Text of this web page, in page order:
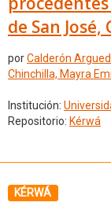
de San José,
porCalderón
Chinchilla, Mayra
Institución:
Repositorio: Kérwá
KÉRWÁ